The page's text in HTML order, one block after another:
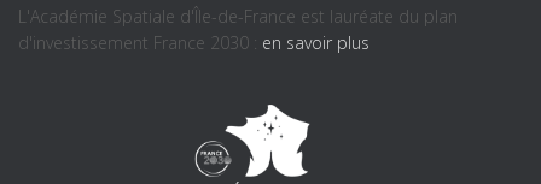
L'Académie Spatiale d'Île-de-France est lauréate du plan
d'investissement France 2030 : en savoir plus